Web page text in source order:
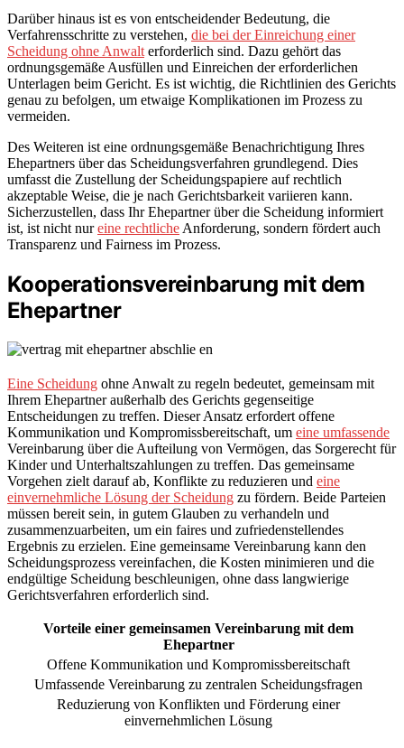
Darüber hinaus ist es von entscheidender Bedeutung, die
Verfahrensschritte zu verstehen, die bei der Einreichung einer
Scheidung ohne Anwalt erforderlich sind. Dazu gehört das
ordnungsgemäße Ausfüllen und Einreichen der erforderlichen
Unterlagen beim Gericht. Es ist wichtig, die Richtlinien des Gerichts
genau zu befolgen, um etwaige Komplikationen im Prozess zu
vermeiden.
Des Weiteren ist eine ordnungsgemäße Benachrichtigung Ihres
Ehepartners über das Scheidungsverfahren grundlegend. Dies
umfasst die Zustellung der Scheidungspapiere auf rechtlich
akzeptable Weise, die je nach Gerichtsbarkeit variieren kann.
Sicherzustellen, dass Ihr Ehepartner über die Scheidung informiert
ist, ist nicht nureine rechtliche Anforderung, sondern fördert auch
Transparenz und Fairness im Prozess.
Kooperationsvereinbarung mit dem
Ehepartner
Eine Scheidung ohne Anwalt zu regeln bedeutet, gemeinsam mit
Ihrem Ehepartner außerhalb des Gerichts gegenseitige
Entscheidungen zu treffen. Dieser Ansatz erfordert offene
Kommunikation und Kompromissbereitschaft, um eine umfassende
Vereinbarung über die Aufteilung von Vermögen, das Sorgerecht für
Kinder und Unterhaltszahlungen zu treffen. Das gemeinsame
Vorgehen zielt darauf ab, Konflikte zu reduzieren und eine
einvernehmliche Lösung der Scheidung zu fördern. Beide Parteien
müssen bereit sein, in gutem Glauben zu verhandeln und
zusammenzuarbeiten, um ein faires und zufriedenstellendes
Ergebnis zu erzielen. Eine gemeinsame Vereinbarung kann den
Scheidungsprozess vereinfachen, die Kosten minimieren und die
endgültige Scheidung beschleunigen, ohne dass langwierige
Gerichtsverfahren erforderlich sind.
Vorteile einer gemeinsamen Vereinbarung mit dem
Ehepartner
Offene Kommunikation und Kompromissbereitschaft
Umfassende Vereinbarung zu zentralen Scheidungsfragen
Reduzierung von Konflikten und Förderung einer
einvernehmlichen Lösung